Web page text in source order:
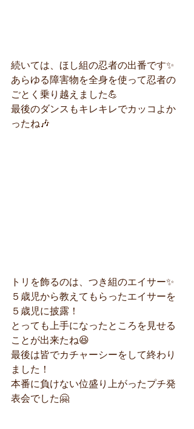
続いては、ほし組の忍者の出番です✨
あらゆる障害物を全身を使って忍者の
ごとく乗り越えました💪
最後のダンスもキレキレでカッコよか
ったね🎶
トリを飾るのは、つき組のエイサー✨
５歳児から教えてもらったエイサーを
５歳児に披露！
とっても上手になったところを見せる
ことが出来たね😆
最後は皆でカチャーシーをして終わり
ました！
本番に負けない位盛り上がったプチ発
表会でした🤗